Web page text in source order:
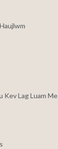
Kev Lag Luam Me